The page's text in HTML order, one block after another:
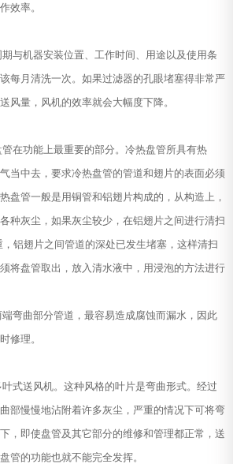
效率。
与机器安装位置、工作时间、用途以及使用条
每月清洗一次。如果过滤器的孔眼堵塞得非常严
风量，风机的效率就会大幅度下降。
在功能上最重要的部分。冷热盘管所具有热
当中去，要求冷热盘管的管道和翅片的表面必须
盘管一般是用铜管和铝翅片构成的，从构造上，
种灰尘，如果灰尘较少，在铝翅片之间进行清扫
铝翅片之间管道的深处已发生堵塞，这样清扫
将盘管取出，放入清水液中，用浸泡的方法进行
弯曲部分管道，最容易造成腐蚀而漏水，因此
修理。
式送风机。这种风格的叶片是弯曲形式。经过
部慢慢地沾附着许多灰尘，严重的情况下可将弯
，即使盘管及其它部分的维修和管理都正常，送
管的功能也就不能完全发挥。